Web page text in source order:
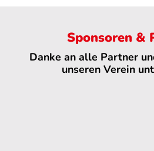
Sponsoren &
Danke an alle Partner
unseren Verein